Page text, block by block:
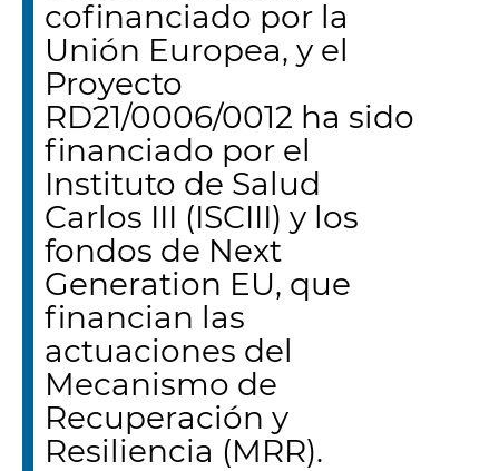
cofinanciado por la
Unión Europea, y el
Proyecto
RD21/0006/0012 ha sido
financiado por el
Instituto de Salud
Carlos III (ISCIII) y los
fondos de Next
Generation EU, que
financian las
actuaciones del
Mecanismo de
Recuperación y
Resiliencia (MRR).